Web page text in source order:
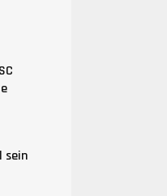
sein